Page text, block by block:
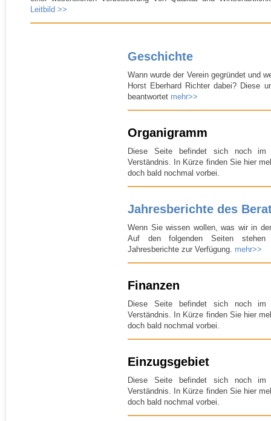
Leitbild >>
Geschichte
Wann wurde der Verein gegründet und
Horst Eberhard Richter dabei? Diese
beantwortet mehr>>
Organigramm
Diese Seite befindet sich noch
Verständnis. In Kürze finden Sie hier
doch bald nochmal vorbei.
Jahresberichte des
Wenn Sie wissen wollen, was wir in
Auf den folgenden Seiten stehen
Jahresberichte zur Verfügung. mehr>>
Finanzen
Diese Seite befindet sich noch
Verständnis. In Kürze finden Sie hier
doch bald nochmal vorbei.
Einzugsgebiet
Diese Seite befindet sich noch
Verständnis. In Kürze finden Sie hier
doch bald nochmal vorbei.